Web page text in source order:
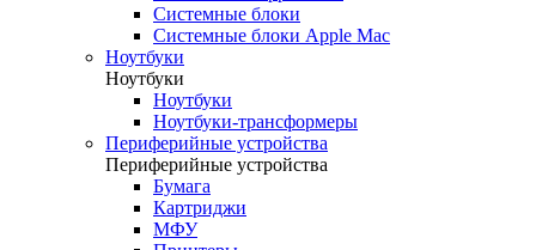
Системные блоки
Системные блоки Apple Mac
Ноутбуки
Ноутбуки
Ноутбуки
Ноутбуки-трансформеры
Периферийные устройства
Периферийные устройства
Бумага
Картриджи
МФУ